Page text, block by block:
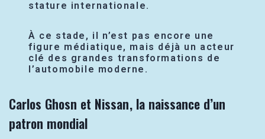
stature internationale.
À ce stade, il n’est pas encore une
figure médiatique, mais déjà un acteur
clé des grandes transformations de
l’automobile moderne.
Carlos Ghosn et Nissan, la naissance d’un
patron mondial